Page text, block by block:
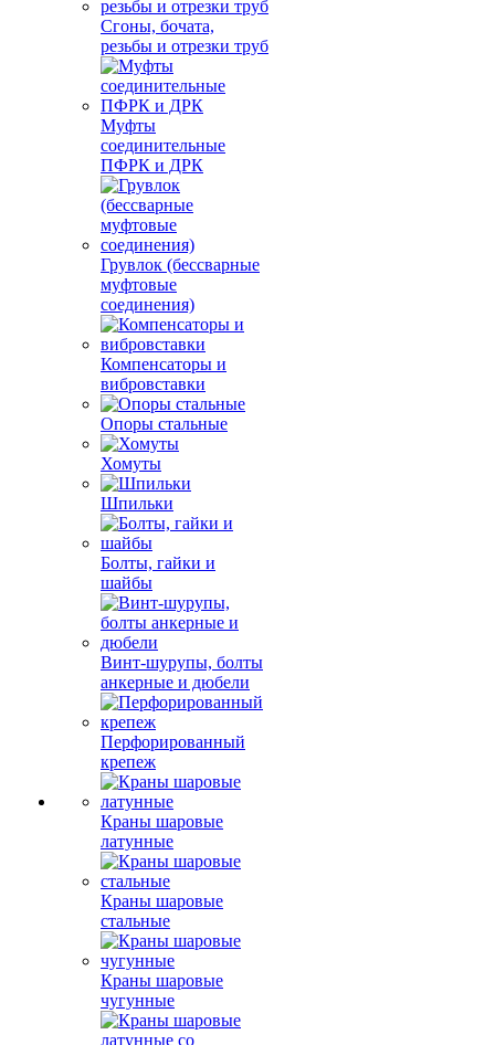
Сгоны, бочата,
резьбы и отрезки труб
Муфты
соединительные
ПФРК и ДРК
Грувлок (бессварные
муфтовые
соединения)
Компенсаторы и
вибровставки
Опоры стальные
Хомуты
Шпильки
Болты, гайки и
шайбы
Винт-шурупы, болты
анкерные и дюбели
Перфорированный
крепеж
Краны шаровые
латунные
Краны шаровые
стальные
Краны шаровые
чугунные